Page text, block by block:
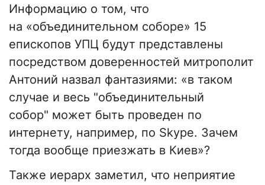
Информацию о том, что
на «объединительном соборе» 15
епископов УПЦ будут представлены
посредством доверенностей митрополит
Антоний назвал фантазиями: «в таком
случае и весь "объединительный
собор" может быть проведен по
интернету, например, по Skype. Зачем
тогда вообще приезжать в Киев»?
Также иерарх заметил, что неприятие